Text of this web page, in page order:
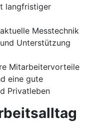
langfristiger
Messtechnik
Unterstützung
Mitarbeitervorteile
eine gute
Privatleben